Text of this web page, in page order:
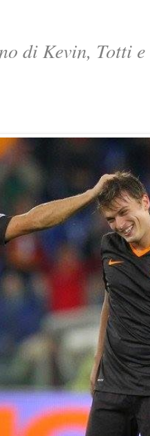
di Kevin, Totti